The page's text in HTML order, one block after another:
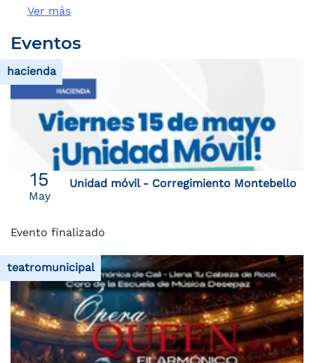
Ver más
Eventos
hacienda
15
May
Unidad móvil - Corregimiento Montebello
Evento finalizado
teatromunicipal